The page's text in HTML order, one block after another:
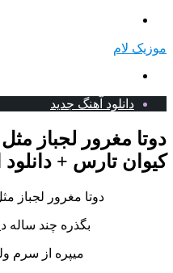
موزیک لام
دانلود آهنگ جدید
دوتا مغرور لجباز
کیوان تارس + دانلود
دوتا مغرور لجباز
بگذره چند ساله
میپره از سرم